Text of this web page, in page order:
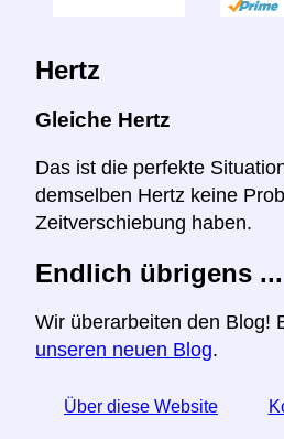
Hertz
Gleiche Hertz
Das ist die perfekte
demselben Hertz keine
Zeitverschiebung haben.
Endlich übrigens ...
Wir überarbeiten den Blog!
unseren neuen Blog.
Über diese Website